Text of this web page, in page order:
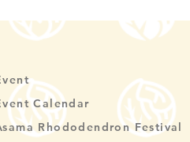
Calendar
Rhododendron Festival